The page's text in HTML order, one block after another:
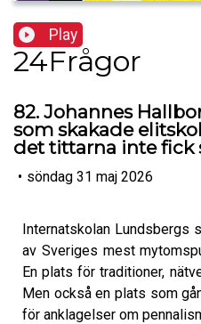
Play
24Frågor
82. Johannes
som skakade
det tittarna inte fick
• söndag 31 maj 2026
Internatskolan Lundsbergs
av Sveriges mest
En plats för traditioner,
Men också en plats som
för anklagelser om